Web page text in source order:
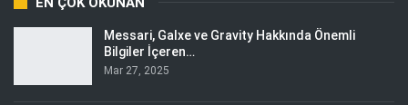
Messari, Galxe ve Gravity Hakkında Önemli
Bilgiler İçeren…
Mar 27, 2025